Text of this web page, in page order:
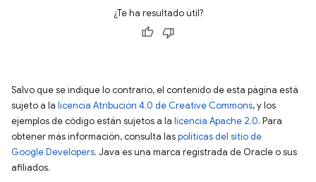
¿Te ha resultado útil?
Salvo que se indique lo contrario, el contenido de esta página está
sujeto a la licencia Atribución 4.0 de Creative Commons, y los
ejemplos de código están sujetos a la licencia Apache 2.0. Para
obtener más información, consulta laspolíticas del sitio de
Google Developers. Java es una marca registrada de Oracle o sus
afiliados.